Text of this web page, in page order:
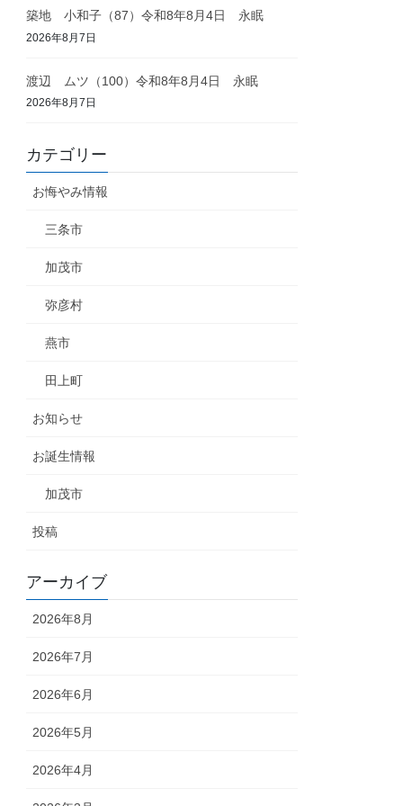
築地 小和子（87）令和8年8月4日 永眠
2026年8月7日
渡辺 ムツ（100）令和8年8月4日 永眠
2026年8月7日
カテゴリー
お悔やみ情報
三条市
加茂市
弥彦村
燕市
田上町
お知らせ
お誕生情報
加茂市
投稿
アーカイブ
2026年8月
2026年7月
2026年6月
2026年5月
2026年4月